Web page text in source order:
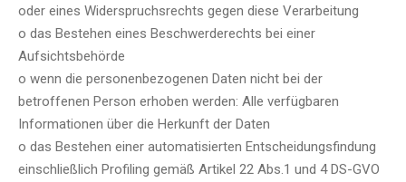
oder eines Widerspruchsrechts gegen diese Verarbeitung
o das Bestehen eines Beschwerderechts bei einer
Aufsichtsbehörde
o wenn die personenbezogenen Daten nicht bei der
betroffenen Person erhoben werden: Alle verfügbaren
Informationen über die Herkunft der Daten
o das Bestehen einer automatisierten Entscheidungsfindung
einschließlich Profiling gemäß Artikel 22 Abs.1 und 4 DS-GVO